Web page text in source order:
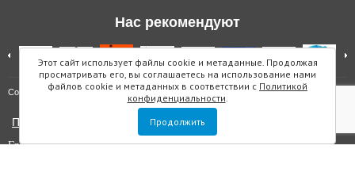
Этот сайт использует файлы cookie и метаданные. Продолжая
просматривать его, вы соглашаетесь на использование нами
файлов cookie и метаданных в соответствии с Политикой
конфиденциальности.
Продолжить
Нас рекомендуют
Copyright © "Инмарин" Карта сайта
Политика конфиденциальности
Главный редактор Маслова Е.О.